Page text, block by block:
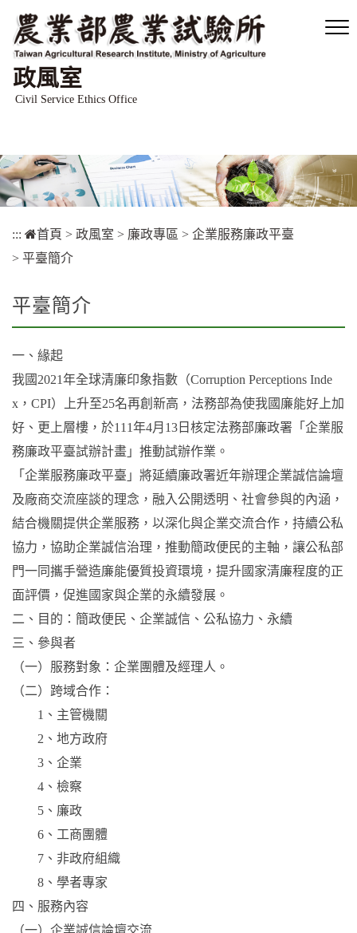
政風室
Civil Service Ethics Office
::: 首頁 > 政風室 > 廉政專區 > 企業服務廉政平臺
> 平臺簡介
平臺簡介
一、緣起
我國2021年全球清廉印象指數（Corruption Perceptions Inde
x，CPI）上升至25名再創新高，法務部為使我國廉能好上加
好、更上層樓，於111年4月13日核定法務部廉政署「企業服
務廉政平臺試辦計畫」推動試辦作業。
「企業服務廉政平臺」將延續廉政署近年辦理企業誠信論壇
及廠商交流座談的理念，融入公開透明、社會參與的內涵，
結合機關提供企業服務，以深化與企業交流合作，持續公私
協力，協助企業誠信治理，推動簡政便民的主軸，讓公私部
門一同攜手營造廉能優質投資環境，提升國家清廉程度的正
面評價，促進國家與企業的永續發展。
二、目的：簡政便民、企業誠信、公私協力、永續
三、參與者
（一）服務對象：企業團體及經理人。
（二）跨域合作：
1、主管機關
2、地方政府
3、企業
4、檢察
5、廉政
6、工商團體
7、非政府組織
8、學者專家
四、服務內容